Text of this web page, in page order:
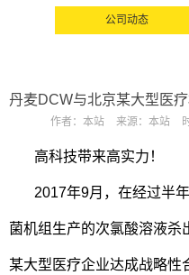
公司动态
作者： 本站 来源： 本站
高科技带来高实力！
2017年9月，在经过半
菌机组生产的次氯酸溶液杀
某大型医疗企业达成战略性